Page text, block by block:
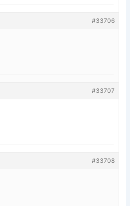
#33706
#33707
#33708